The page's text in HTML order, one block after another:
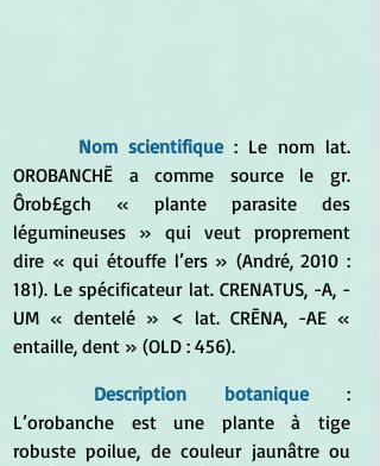
Nom scientifique : Le nom lat.
OROBANCHĒ a comme source le gr.
Ôrob£gch « plante parasite des
légumineuses » qui veut proprement
dire « qui étouffe l’ers » (André, 2010 :
181). Le spécificateur lat. CRENATUS, -A, -
UM « dentelé » < lat. CRĒNA, -AE «
entaille, dent » (OLD : 456).
Description botanique :
L’orobanche est une plante à tige
robuste poilue, de couleur jaunâtre ou